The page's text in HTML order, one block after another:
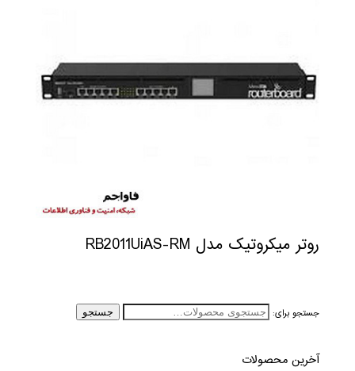
روتر میکروتیک مدل RB2011UiAS-RM
جستجو برای: جستجو
آخرین محصولات